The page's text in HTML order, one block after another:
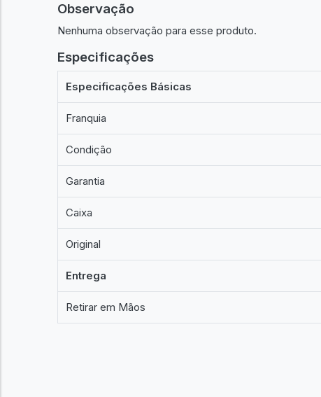
Observação
Nenhuma observação para esse produto.
Especificações
Especificações Básicas
Franquia
Condição
Garantia
Caixa
Original
Entrega
Retirar em Mãos